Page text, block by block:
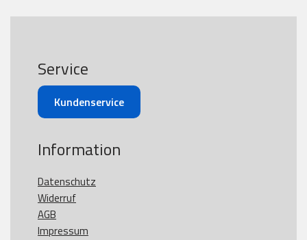
Service
Kundenservice
Information
Datenschutz
Widerruf
AGB
Impressum